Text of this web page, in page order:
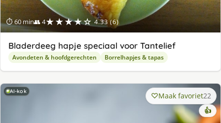
⏱ 60 min👥 4★★★★☆ 4.33 (6)
Bladerdeeg hapje speciaal voor Tantelief
Avondeten & hoofdgerechten Borrelhapjes & tapas
AI-kok Maak favoriet22
👍